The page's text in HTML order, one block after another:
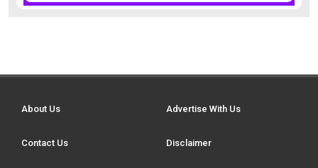
About Us Advertise With Us
Contact Us Disclaimer